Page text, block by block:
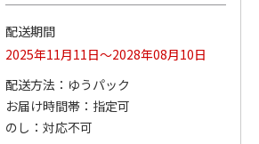
八角形ステンレスマ
ラックマ リラッ…
4,510円
(送料別・税込)
マスコット付箸・箸
配送期間
2025年11月11日～2028年08月10日
配送方法
ゆうパック
お届け時間帯
指定可
のし
対応不可